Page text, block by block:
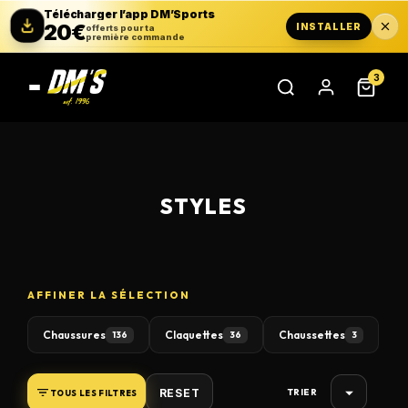
Télécharger l’app DM’Sports
20€offerts pour ta
première commande
INSTALLER
3
STYLES
AFFINER LA SÉLECTION
Chaussures 136 Claquettes 36 Chaussettes 3
TOUS LES FILTRES RESET 